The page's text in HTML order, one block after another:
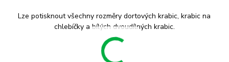
Lze potisknout všechny rozměry dortových krabic, krabic na
chlebíčky a bílých dvoudílných krabic.